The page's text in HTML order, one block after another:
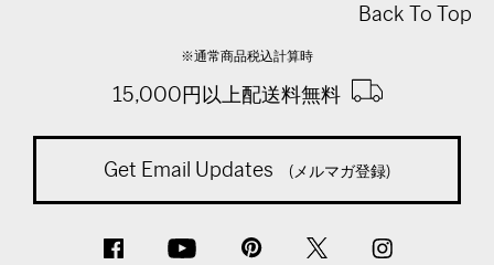
Back To Top
※通常商品税込計算時
15,000円以上配送料無料
Get Email Updates (メルマガ登録)